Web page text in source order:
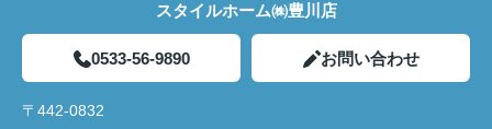
スタイルホーム㈱豊川店
0533-56-9890 お問い合わせ
〒442-0832